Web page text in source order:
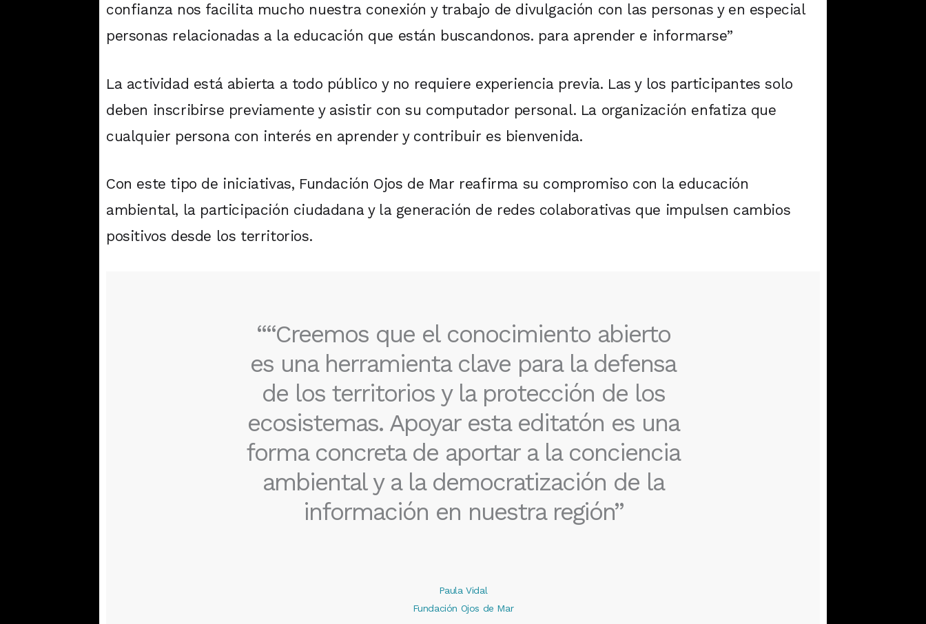
confianza nos facilita mucho nuestra conexión y trabajo de divulgación con las personas y en especial
personas relacionadas a la educación que están buscandonos. para aprender e informarse”
La actividad está abierta a todo público y no requiere experiencia previa. Las y los participantes solo
deben inscribirse previamente y asistir con su computador personal. La organización enfatiza que
cualquier persona con interés en aprender y contribuir es bienvenida.
Con este tipo de iniciativas, Fundación Ojos de Mar reafirma su compromiso con la educación
ambiental, la participación ciudadana y la generación de redes colaborativas que impulsen cambios
positivos desde los territorios.
““Creemos que el conocimiento abierto
es una herramienta clave para la defensa
de los territorios y la protección de los
ecosistemas. Apoyar esta editatón es una
forma concreta de aportar a la conciencia
ambiental y a la democratización de la
información en nuestra región”
Paula Vidal
Fundación Ojos de Mar